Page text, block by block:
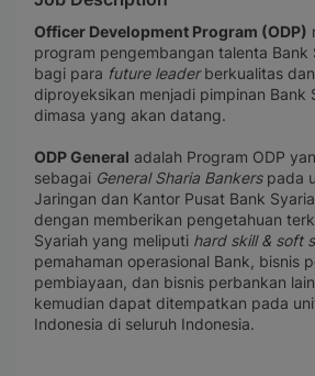
Officer Development Program (ODP)
program pengembangan talenta Bank
bagi para future leaderberkualitas
diproyeksikan menjadi pimpinan Bank
dimasa yang akan datang.
ODP General adalah Program ODP
sebagai General Sharia Bankerspada
Jaringan dan Kantor Pusat Bank
dengan memberikan pengetahuan
Syariah yang meliputi hard skill & soft
pemahaman operasional Bank, bisnis
pembiayaan, dan bisnis perbankan
kemudian dapat ditempatkan pada
Indonesia di seluruh Indonesia.